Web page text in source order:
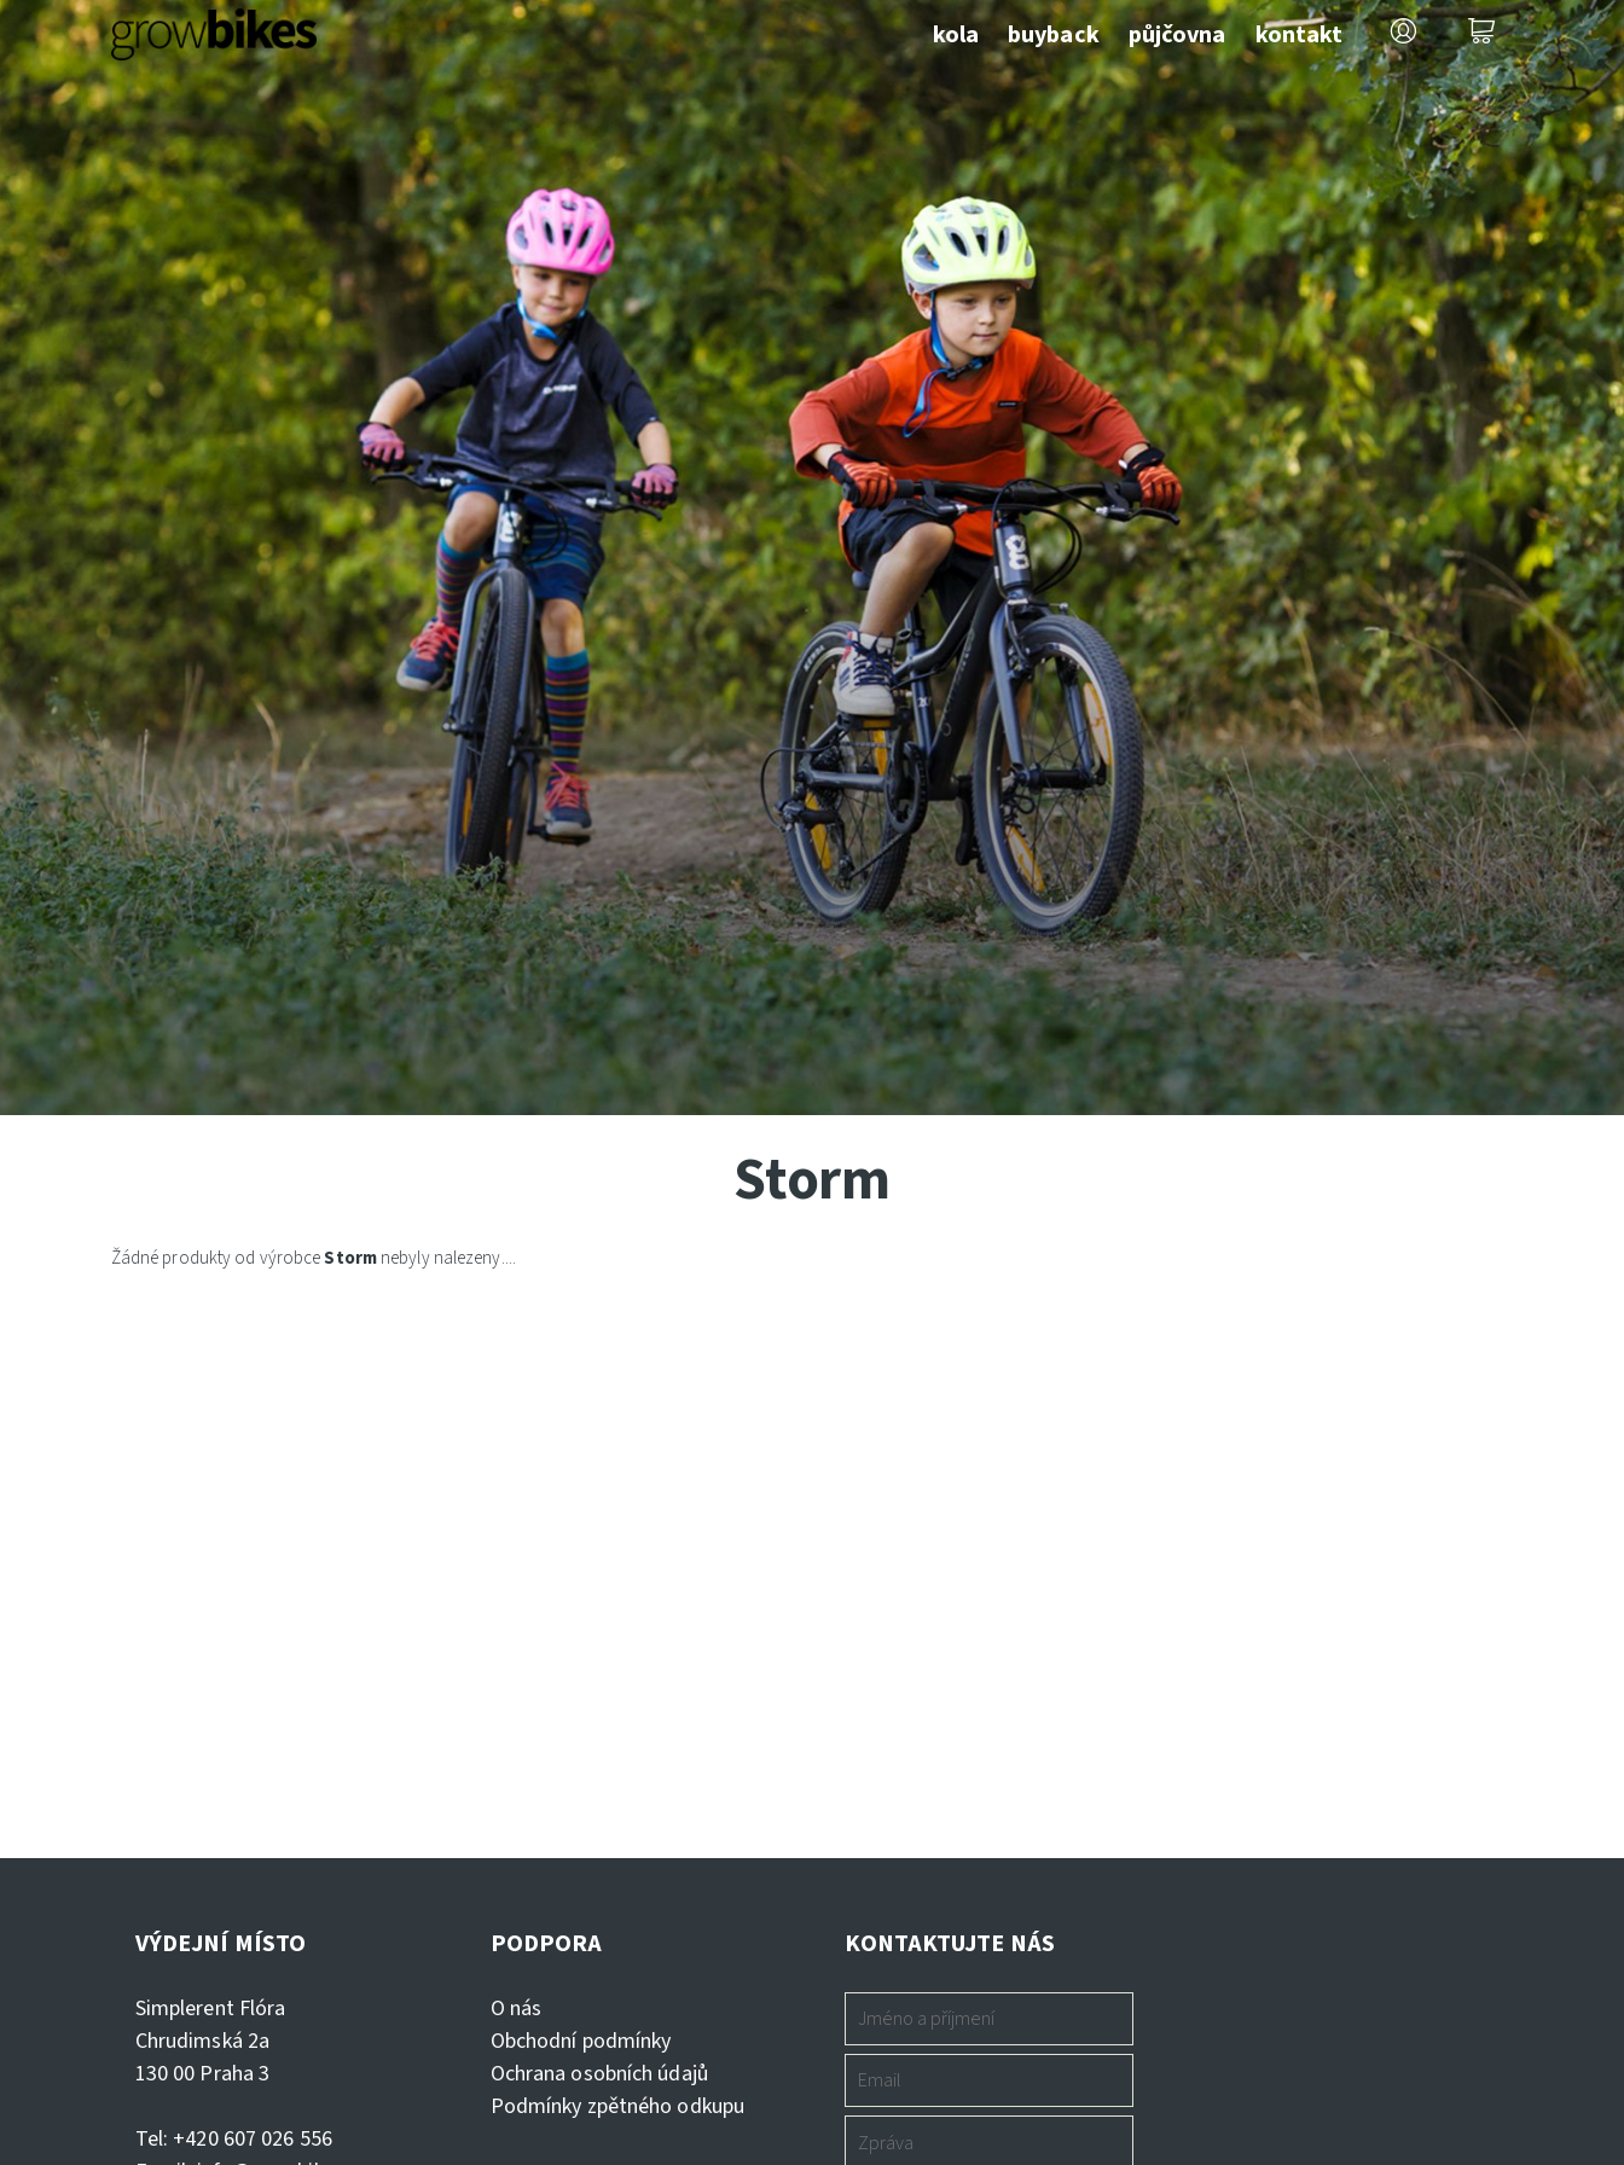
kola buyback půjčovna kontakt
Storm
Žádné produkty od výrobceStormnebyly nalezeny....
VÝDEJNÍ MÍSTO
Simplerent Flóra
Chrudimská 2a
130 00 Praha 3
Tel: +420 607 026 556
PODPORA
O nás
Obchodní podmínky
Ochrana osobních údajů
Podmínky zpětného odkupu
KONTAKTUJTE NÁS